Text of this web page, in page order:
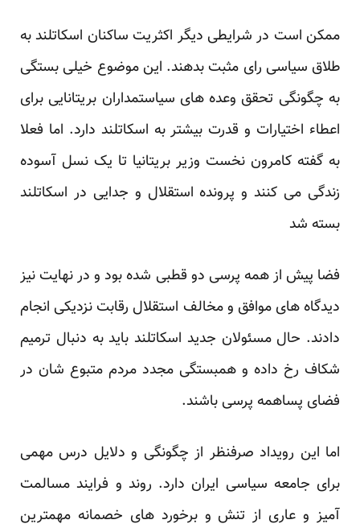
ممکن است در شرایطی دیگر اکثریت ساکنان اسکاتلند به
طلاق سیاسی رای مثبت بدهند. این موضوع خیلی بستگی
به چگونگی تحقق وعده های سیاستمداران بریتانایی برای
اعطاء اختیارات و قدرت بیشتر به اسکاتلند دارد. اما فعلا
به گفته کامرون نخست وزیر بریتانیا تا یک نسل آسوده
زندگی می کنند و پرونده استقلال و جدایی در اسکاتلند
بسته شد
فضا پیش از همه پرسی دو قطبی شده بود و در نهایت نیز
دیدگاه های موافق و مخالف استقلال رقابت نزدیکی انجام
دادند. حال مسئولان جدید اسکاتلند باید به دنبال ترمیم
شکاف رخ داده و همبستگی مجدد مردم متبوع شان در
فضای پساهمه پرسی باشند.
اما این رویداد صرفنظر از چگونگی و دلایل درس مهمی
برای جامعه سیاسی ایران دارد. روند و فرایند مسالمت
آمیز و عاری از تنش و برخورد های خصمانه مهمترین